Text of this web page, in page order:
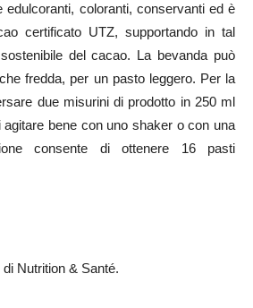
edulcoranti, coloranti, conservanti ed è
certificato UTZ, supportando in tal
del cacao. La bevanda può
fredda, per un pasto leggero. Per la
due misurini di prodotto in 250 ml
bene con uno shaker o con una
consente di ottenere 16 pasti
Nutrition & Santé.